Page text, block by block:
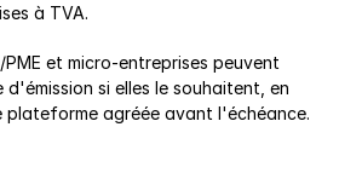
à TVA.
PME et micro-entreprises peuvent
si elles le souhaitent, en
agréée avant l'échéance.